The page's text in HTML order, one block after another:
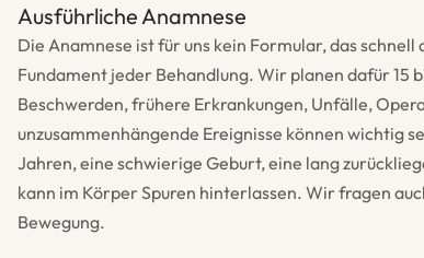
Ausführliche Anamnese
Die Anamnese ist für uns kein Formular, das
Fundament jeder Behandlung. Wir planen dafür 15
Beschwerden, frühere Erkrankungen, Unfälle,
unzusammenhängende Ereignisse können wichtig
Jahren, eine schwierige Geburt, eine lang
kann im Körper Spuren hinterlassen. Wir fragen
Bewegung.